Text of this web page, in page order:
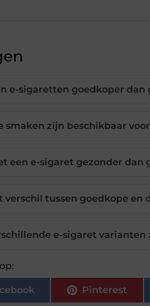
e-sigaretten goedkoper dan
smaken zijn beschikbaar
een e-sigaret gezonder dan
verschil tussen goedkope en
e-sigaret varianten
Pinterest